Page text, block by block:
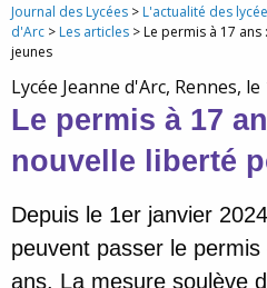
Journal des Lycées > L'actualité des
d'Arc > Les articles > Le permis à 17
jeunes
Lycée Jeanne d'Arc, Rennes,
Le permis à 17
nouvelle liberté
Depuis le 1er janvier
peuvent passer le
ans. La mesure soulève